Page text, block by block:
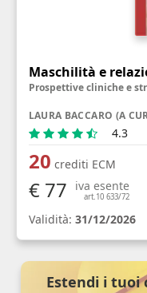
Maschilità e
Prospettive cliniche e
LAURA BACCARO (A
4.3
20 crediti ECM
€ 77 iva esente
art.10 633/72
Validità: 31/12/2026
Estendi i tuoi